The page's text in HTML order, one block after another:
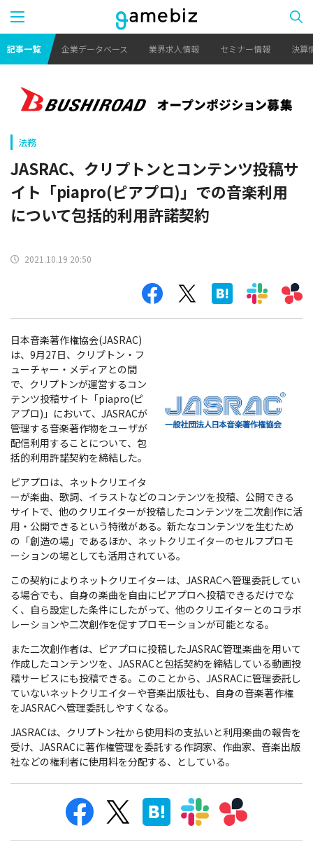
記事一覧 企業データベース 業界求人情報 セミナー情報 決算
法務
JASRAC、クリプトンとコンテンツ投稿サ
イト「piapro(ピアプロ)」での音楽利用
について包括的利用許諾契約
2021.10.19 20:50
日本音楽著作権協会(JASRAC)
は、9月27日、クリプトン・フ
ューチャー・メディアとの間
で、クリプトンが運営するコン
テンツ投稿サイト「piapro(ピ
アプロ)」において、JASRACが
管理する音楽著作物をユーザが
配信利用することについて、包
括的利用許諾契約を締結した。
ピアプロは、ネットクリエイタ
ーが楽曲、歌詞、イラストなどのコンテンツを投稿、公開できる
サイトで、他のクリエイターが投稿したコンテンツを二次創作に活
用・公開できるという特徴がある。新たなコンテンツを生むため
の「創造の場」であるほか、ネットクリエイターのセルフプロモ
ーションの場としても活用されている。
この契約によりネットクリエイターは、JASRACへ管理委託してい
る場合でも、自身の楽曲を自由にピアプロへ投稿できるだけでな
く、自ら設定した条件にしたがって、他のクリエイターとのコラボ
レーションや二次創作を促すプロモーションが可能となる。
また二次創作者は、ピアプロに投稿したJASRAC管理楽曲を用いて
作成したコンテンツを、JASRACと包括契約を締結している動画投
稿サービスにも投稿できる。このことから、JASRACに管理委託し
ていないネットクリエイターや音楽出版社も、自身の音楽著作権
をJASRACへ管理委託しやすくなる。
JASRACは、クリプトン社から使用料の支払いと利用楽曲の報告を
受け、JASRACに著作権管理を委託する作詞家、作曲家、音楽出版
社などの権利者に使用料を分配する、としている。